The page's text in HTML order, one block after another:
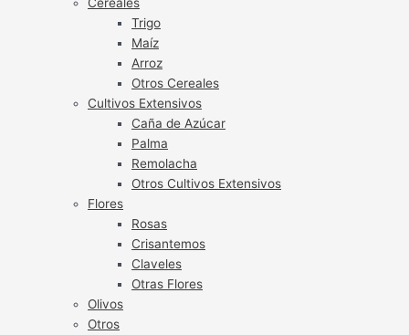
Trigo
Maíz
Arroz
Otros Cereales
Cultivos Extensivos
Caña de Azúcar
Palma
Remolacha
Otros Cultivos Extensivos
Flores
Rosas
Crisantemos
Claveles
Otras Flores
Olivos
Otros